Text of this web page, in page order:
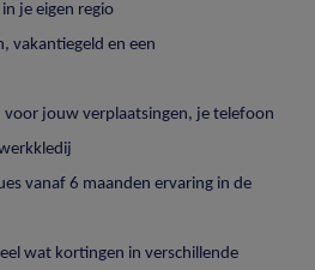
je eigen regio
vakantiegeld en een
voor jouw verplaatsingen, je telefoon
vanaf 6 maanden ervaring in de
wat kortingen in verschillende